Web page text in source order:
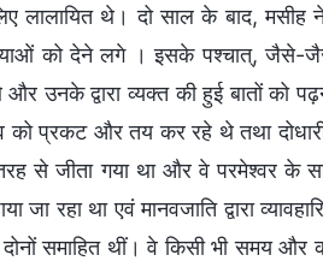
लालायित थे। दो साल के बाद,
को देने लगे । इसके पश्चात्, जैसे-
उनके द्वारा व्यक्त की हुई बातों
को प्रकट और तय कर रहे थे तथा
से जीता गया था और वे परमेश्वर के
जा रहा था एवं मानवजाति द्वारा
दोनों समाहित थीं। वे किसी भी समय